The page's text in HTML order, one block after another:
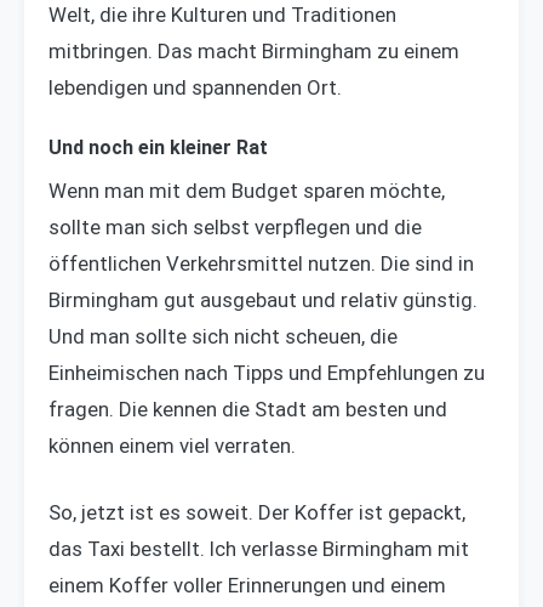
Welt, die ihre Kulturen und Traditionen
mitbringen. Das macht Birmingham zu einem
lebendigen und spannenden Ort.
Und noch ein kleiner Rat
Wenn man mit dem Budget sparen möchte,
sollte man sich selbst verpflegen und die
öffentlichen Verkehrsmittel nutzen. Die sind in
Birmingham gut ausgebaut und relativ günstig.
Und man sollte sich nicht scheuen, die
Einheimischen nach Tipps und Empfehlungen zu
fragen. Die kennen die Stadt am besten und
können einem viel verraten.
So, jetzt ist es soweit. Der Koffer ist gepackt,
das Taxi bestellt. Ich verlasse Birmingham mit
einem Koffer voller Erinnerungen und einem